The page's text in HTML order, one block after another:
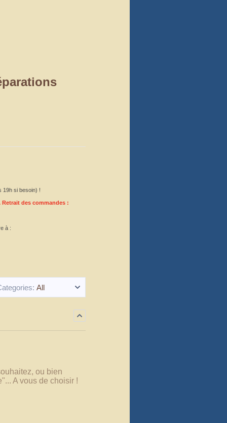
19h si besoin) !
Retrait des commandes :
à :
All
ou bien
A vous de choisir !